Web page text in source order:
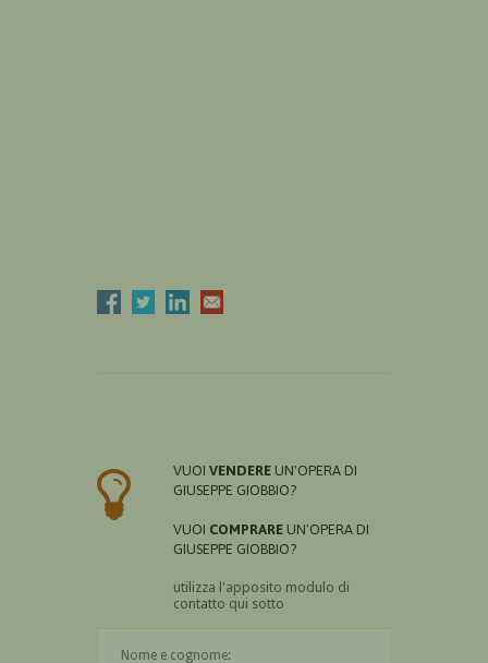
VUOI VENDERE UN'OPERA DI
GIUSEPPE GIOBBIO?
VUOI COMPRARE UN'OPERA DI
GIUSEPPE GIOBBIO?
utilizza l'apposito modulo di
contatto qui sotto